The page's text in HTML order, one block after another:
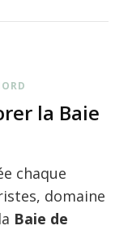
la Baie
chaque
domaine
Baie de